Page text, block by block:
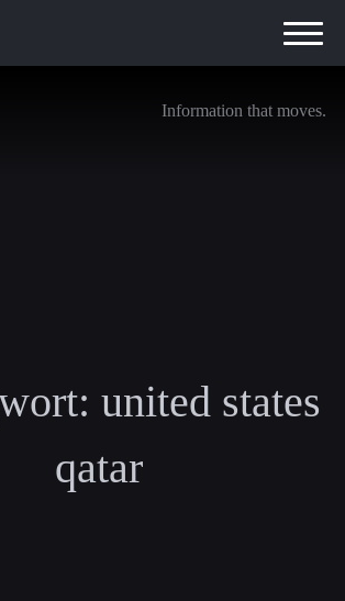
Information that moves.
united states
qatar